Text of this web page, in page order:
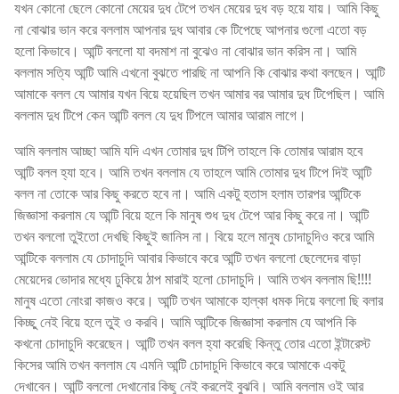
যখন কোনো ছেলে কোনো মেয়ের দুধ টেপে তখন মেয়ের দুধ বড় হয়ে যায়। আমি কিছু
না বোঝার ভান করে বললাম আপনার দুধ আবার কে টিপেছে আপনার গুলো এতো বড়
হলো কিভাবে। আন্টি বললো যা বদমাশ না বুঝেও না বোঝার ভান করিস না। আমি
বললাম সত্যি আন্টি আমি এখনো বুঝতে পারছি না আপনি কি বোঝার কথা বলছেন। আন্টি
আমাকে বলল যে আমার যখন বিয়ে হয়েছিল তখন আমার বর আমার দুধ টিপেছিল। আমি
বললাম দুধ টিপে কেন আন্টি বলল যে দুধ টিপলে আমার আরাম লাগে।
আমি বললাম আচ্ছা আমি যদি এখন তোমার দুধ টিপি তাহলে কি তোমার আরাম হবে
আন্টি বলল হ্যা হবে। আমি তখন বললাম যে তাহলে আমি তোমার দুধ টিপে দিই আন্টি
বলল না তোকে আর কিছু করতে হবে না। আমি একটু হতাস হলাম তারপর আন্টিকে
জিজ্ঞাসা করলাম যে আন্টি বিয়ে হলে কি মানুষ শুধ দুধ টেপে আর কিছু করে না। আন্টি
তখন বললো তুইতো দেখছি কিছুই জানিস না। বিয়ে হলে মানুষ চোদাচুদিও করে আমি
আন্টিকে বললাম যে চোদাচুদি আবার কিভাবে করে আন্টি তখন বললো ছেলেদের বাড়া
মেয়েদের ভোদার মধ্যে ঢুকিয়ে ঠাপ মারাই হলো চোদাচুদি। আমি তখন বললাম ছি!!!!
মানুষ এতো নোংরা কাজও করে। আন্টি তখন আমাকে হাল্কা ধমক দিয়ে বললো ছি বলার
কিচ্ছু নেই বিয়ে হলে তুই ও করবি। আমি আন্টিকে জিজ্ঞাসা করলাম যে আপনি কি
কখনো চোদাচুদি করেছেন। আন্টি তখন বলল হ্যা করেছি কিন্তু তোর এতো ইন্টারেস্ট
কিসের আমি তখন বললাম যে এমনি আন্টি চোদাচুদি কিভাবে করে আমাকে একটু
দেখাবেন। আন্টি বললো দেখানোর কিছু নেই করলেই বুঝবি। আমি বললাম ওই আর